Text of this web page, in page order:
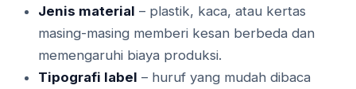
Jenis material – plastik, kaca, atau kertas
masing-masing memberi kesan berbeda dan
memengaruhi biaya produksi.
Tipografi label – huruf yang mudah dibaca